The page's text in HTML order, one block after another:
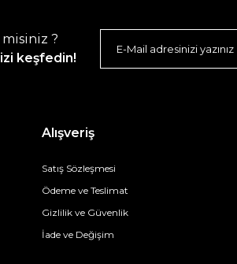
?
keşfedin!
Alışveriş
Satış Sözleşmesi
Ödeme ve Teslimat
Gizlilik ve Güvenlik
İade ve Değişim